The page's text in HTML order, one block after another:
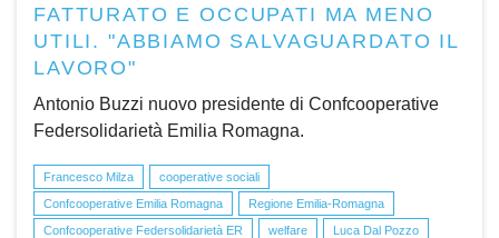
FATTURATO E OCCUPATI MA MENO
UTILI. "ABBIAMO SALVAGUARDATO IL
LAVORO"
Antonio Buzzi nuovo presidente di Confcooperative
Federsolidarietà Emilia Romagna.
Francesco Milza
cooperative sociali
Confcooperative Emilia Romagna
Regione Emilia-Romagna
Confcooperative Federsolidarietà ER
welfare
Luca Dal Pozzo